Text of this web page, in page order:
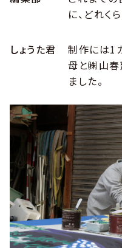
に、どれく
しょうた君
制作には1
母と㈱山
ました。